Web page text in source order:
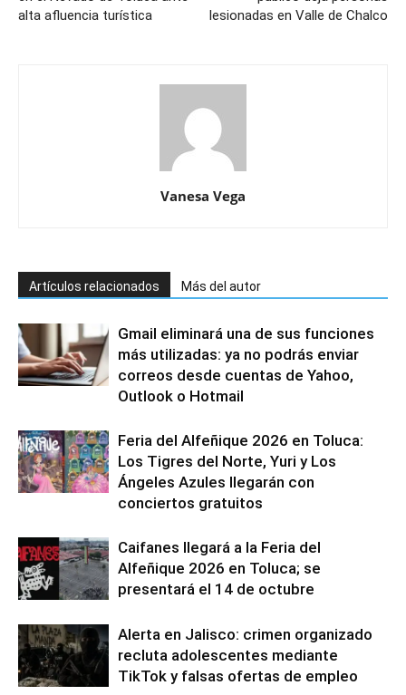
alta afluencia turística
lesionadas en Valle de Chalco
Vanesa Vega
Artículos relacionados Más del autor
Gmail eliminará una de sus funciones
más utilizadas: ya no podrás enviar
correos desde cuentas de Yahoo,
Outlook o Hotmail
Feria del Alfeñique 2026 en Toluca:
Los Tigres del Norte, Yuri y Los
Ángeles Azules llegarán con
conciertos gratuitos
Caifanes llegará a la Feria del
Alfeñique 2026 en Toluca; se
presentará el 14 de octubre
Alerta en Jalisco: crimen organizado
recluta adolescentes mediante
TikTok y falsas ofertas de empleo